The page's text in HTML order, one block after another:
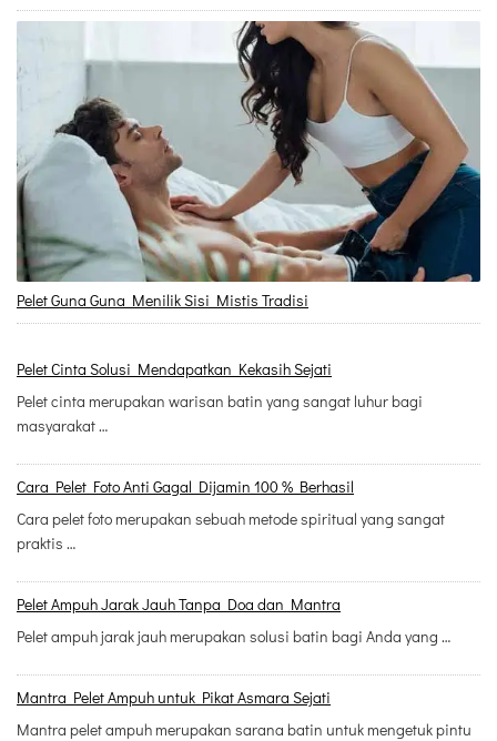
Pelet Guna Guna Menilik Sisi Mistis Tradisi
Pelet Cinta Solusi Mendapatkan Kekasih Sejati
Pelet cinta merupakan warisan batin yang sangat luhur bagi
masyarakat …
Cara Pelet Foto Anti Gagal Dijamin 100 % Berhasil
Cara pelet foto merupakan sebuah metode spiritual yang sangat
praktis …
Pelet Ampuh Jarak Jauh Tanpa Doa dan Mantra
Pelet ampuh jarak jauh merupakan solusi batin bagi Anda yang …
Mantra Pelet Ampuh untuk Pikat Asmara Sejati
Mantra pelet ampuh merupakan sarana batin untuk mengetuk pintu